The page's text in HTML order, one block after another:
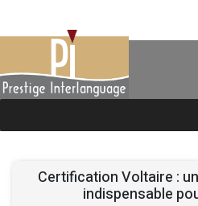
Certification Voltaire :
indispensable